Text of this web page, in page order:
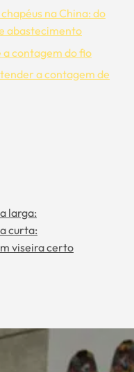
na China: do
abastecimento
a contagem do fio
a contagem de
larga:
curta:
viseira certo